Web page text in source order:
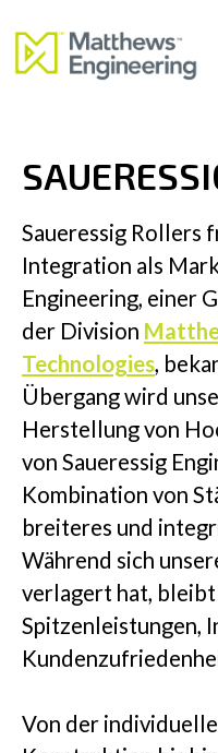
Kompetenzen
Produkte &
Industrien
Einblicke
Eine Marke von
Saueressig Rollers
Integration als
Engineering, einer
der Division
Technologies,
Übergang wird
Herstellung von
von Saueressig
Kombination von
breiteres und
Während sich
verlagert hat,
Spitzenleistungen,
Von der